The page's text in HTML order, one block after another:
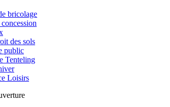
bricolage
des sols
public
Tenteling
Loisirs